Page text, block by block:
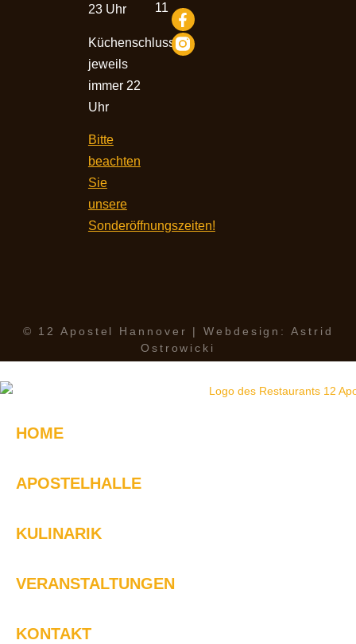
23 Uhr
Küchenschluss
jeweils
immer 22
Uhr
Bitte
beachten
Sie
unsere
Sonderöffnungszeiten!
11
© 12 Apostel Hannover | Webdesign: Astrid
Ostrowicki
HOME
APOSTELHALLE
KULINARIK
VERANSTALTUNGEN
KONTAKT